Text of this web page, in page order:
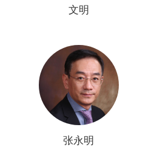
文明
张永明